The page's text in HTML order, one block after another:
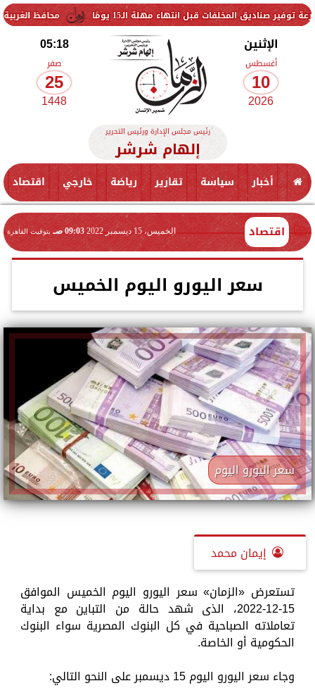
محافظ الغربية يتفقد حزمة قبل انتهاء مهلة الـ15 يومًا
الإثنين
أغسطس
10
2026
05:18
صفر
25
1448
رئيس مجلس الإدارة ورئيس التحرير
إلهام شرشر
أخبار سياسة تقارير رياضة خارجي اقتصاد
اقتصاد الخميس، 15 ديسمبر 2022 09:03 صـ بتوقيت القاهرة
سعر اليورو اليوم الخميس
سعر اليورو اليوم
إيمان محمد
تستعرض «الزمان» سعر اليورو اليوم الخميس الموافق
15-12-2022، الذى شهد حالة من التباين مع بداية
تعاملاته الصباحية في كل البنوك المصرية سواء البنوك
الحكومية أو الخاصة.
وجاء سعر اليورو اليوم 15 ديسمبر على النحو التالي: